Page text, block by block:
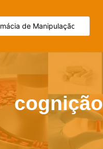
cognição